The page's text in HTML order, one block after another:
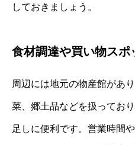
しておきましょう。
食材調達や買い物スポ
周辺には地元の物産館があ
菜、郷土品などを扱ってお
足しに便利です。営業時間